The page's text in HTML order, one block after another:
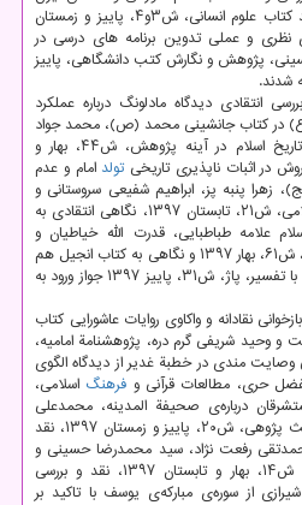
مدرن، حمید سجادی، فصلنامه نقد كتاب علوم انسانی، ش۳و۴، پاییز و زمستان
پژوهش و نگارش كتب دانشگاهی، پاییز
انتقادی دیدگاه مادلونگ درباره عملكرد
در كتاب جانشینی محمد (ص)، محمد جواد
یاوری سرتختی و مرتضی علوی، تاریخ اسلام در آینه پژوهش، ش۴۴، بهار و
تولد امام و عدم
زهرا پنبه پز، ابراهیم شفیعی سروستانی و
محمد رنجبر حسینی، تحقیقات كلامی، ش۲۱، تابستان ۱۳۹۷، نگاهی انتقادی به
علامه طباطبایی، قدرت الله خیاطیان و
علیرضا شاه محمدی، شیعه شناسی، ش۶۱، بهار ۱۳۹۷ و نگاهی به كتاب انجیل هم
پیوند: تحریری كهن از انجیل همراه با تفسیر، پاژ، ش۳۱، پاییز ۱۳۹۷ جواز ورود به
نقادانه و واكاوی روایات عاشورایی كتاب
وحید شریفی گرم دره، پژوهشنامة امامیه،
زمستان ۱۳۹۷، بررسی وصایت مندی در خطبة غدیر از دیدگاه الگوی
حری، مطالعات قرآنی و فرهنگ اسلامی،
نقد آراء مستشرقان درباره‌ی صحیفة المدینه، محمدعلی
مهدوی­راد و الهام خرمی نسب، حدیث پژوهی، ش۲۰، پاییز و زمستان ۱۳۹۷، نقد
رفعت نژاد، سید محمدرضا حسینی و
حسین جوادی نیا، شیعه پژوهی، ش۱۴، بهار و تابستان ۱۳۹۷، نقد و بررسی
از سوره‌ی مباركه‌ی یوسف با تاكید بر